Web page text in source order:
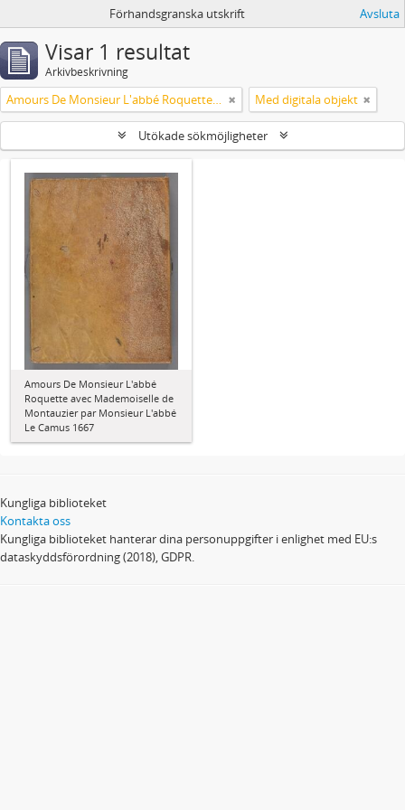
Förhandsgranska utskrift Avsluta
Visar 1 resultat
Arkivbeskrivning
Amours De Monsieur L'abbé Roquette avec Mademoiselle de Montauzier par Monsieur L'abbé Le Camus 1667 Med digitala objekt
Utökade sökmöjligheter
Amours De Monsieur L'abbé
Roquette avec Mademoiselle de
Montauzier par Monsieur L'abbé
Le Camus 1667
Kungliga biblioteket
Kontakta oss
Kungliga biblioteket hanterar dina personuppgifter i enlighet med EU:s
dataskyddsförordning (2018), GDPR.